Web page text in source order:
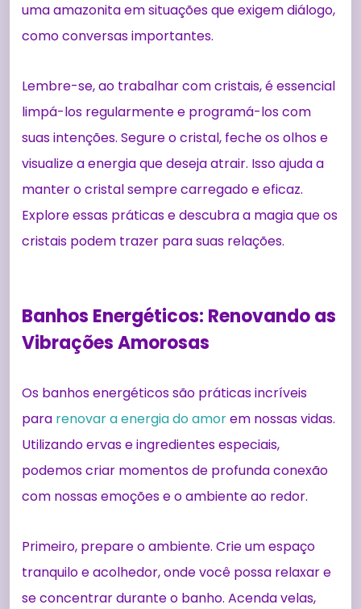
uma amazonita em situações que exigem diálogo,
como conversas importantes.
Lembre-se, ao trabalhar com cristais, é essencial
limpá-los regularmente e programá-los com
suas intenções. Segure o cristal, feche os olhos e
visualize a energia que deseja atrair. Isso ajuda a
manter o cristal sempre carregado e eficaz.
Explore essas práticas e descubra a magia que os
cristais podem trazer para suas relações.
Banhos Energéticos: Renovando as
Vibrações Amorosas
Os banhos energéticos são práticas incríveis
para renovar a energia do amorem nossas vidas.
Utilizando ervas e ingredientes especiais,
podemos criar momentos de profunda conexão
com nossas emoções e o ambiente ao redor.
Primeiro, prepare o ambiente. Crie um espaço
tranquilo e acolhedor, onde você possa relaxar e
se concentrar durante o banho. Acenda velas,